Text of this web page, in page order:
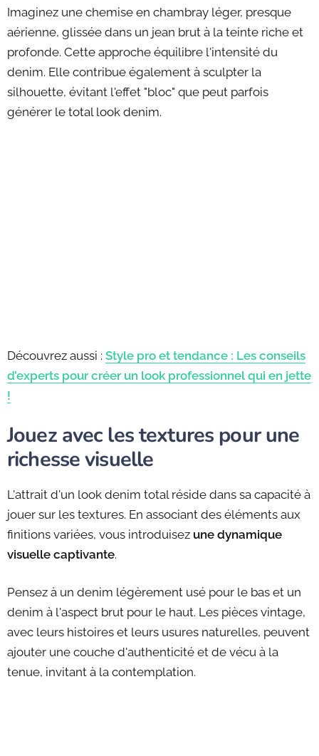
Imaginez une chemise en chambray léger, presque
aérienne, glissée dans un jean brut à la teinte riche et
profonde. Cette approche équilibre l'intensité du
denim. Elle contribue également à sculpter la
silhouette, évitant l'effet "bloc" que peut parfois
générer le total look denim.
Découvrez aussi : Style pro et tendance : Les conseils
d’experts pour créer un look professionnel qui en jette
!
Jouez avec les textures pour une
richesse visuelle
L'attrait d'un look denim total réside dans sa capacité à
jouer sur les textures. En associant des éléments aux
finitions variées, vous introduisez une dynamique
visuelle captivante.
Pensez à un denim légèrement usé pour le bas et un
denim à l'aspect brut pour le haut. Les pièces vintage,
avec leurs histoires et leurs usures naturelles, peuvent
ajouter une couche d'authenticité et de vécu à la
tenue, invitant à la contemplation.